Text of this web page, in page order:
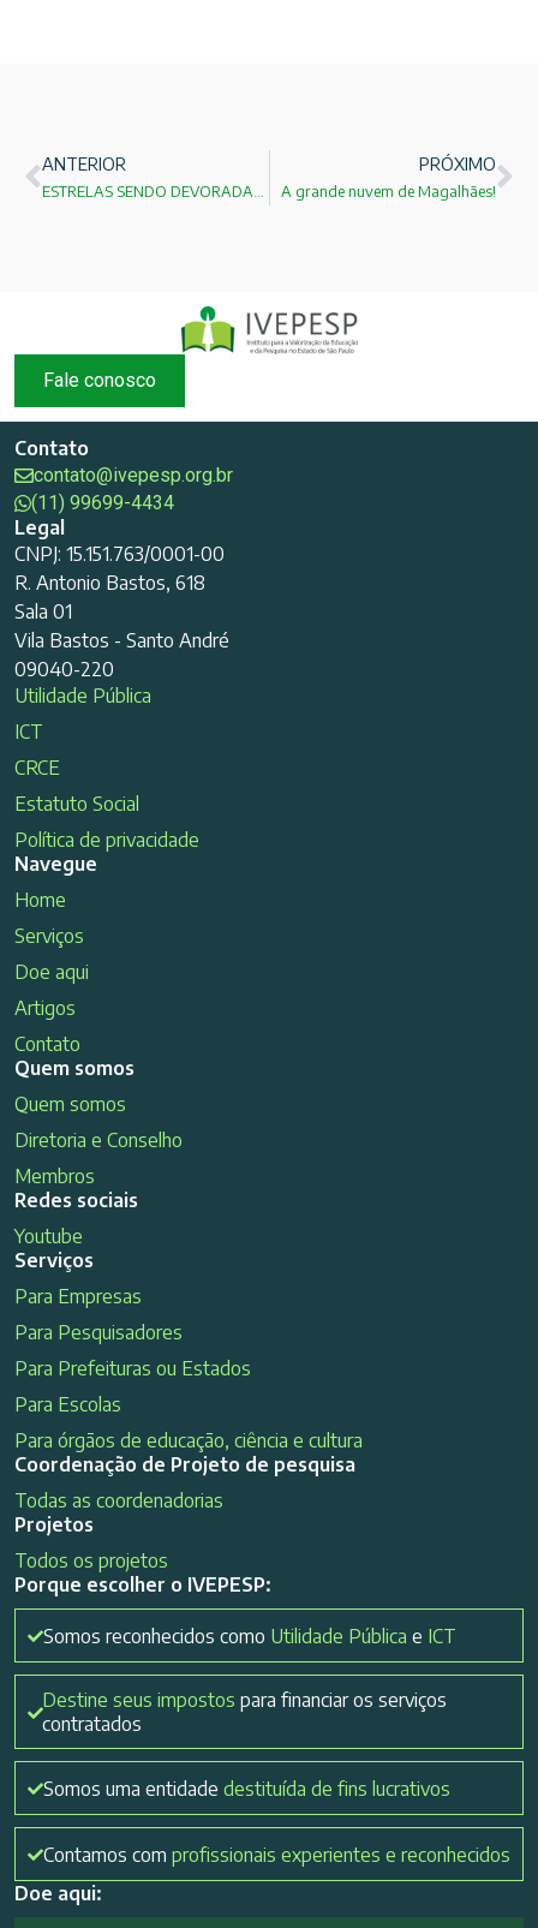
ANTERIOR PRÓXIMO
A grande nuvem de Magalhães!
Fale conosco
Contato
contato@ivepesp.org.br
(11) 99699-4434
Legal
CNPJ: 15.151.763/0001-00
R. Antonio Bastos, 618
Sala 01
Vila Bastos - Santo André
09040-220
Utilidade Pública
ICT
CRCE
Estatuto Social
Política de privacidade
Navegue
Home
Serviços
Doe aqui
Artigos
Contato
Quem somos
Quem somos
Diretoria e Conselho
Membros
Redes sociais
Youtube
Serviços
Para Empresas
Para Pesquisadores
Para Prefeituras ou Estados
Para Escolas
Para órgãos de educação, ciência e cultura
Coordenação de Projeto de pesquisa
Todas as coordenadorias
Projetos
Todos os projetos
Porque escolher o IVEPESP:
Somos reconhecidos como Utilidade Pública e ICT
Destine seus impostos para financiar os serviços
contratados
Somos uma entidade destituída de fins lucrativos
Contamos com profissionais experientes e reconhecidos
Doe aqui: